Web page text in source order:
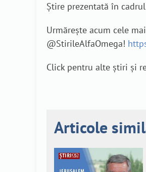
Știre prezentată în
Urmărește acum cele
@StirileAlfaOmega!
Click pentru alte știri și
Articole